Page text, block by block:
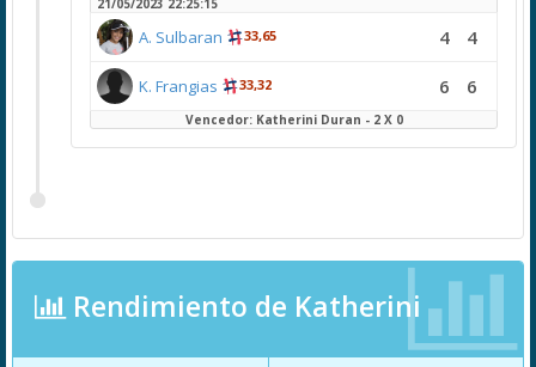
21/05/2023 22:25:15
A. Sulbaran 33,65 4 4
K. Frangias 33,32 6 6
Vencedor: Katherini Duran - 2 X 0
Rendimiento de Katherini